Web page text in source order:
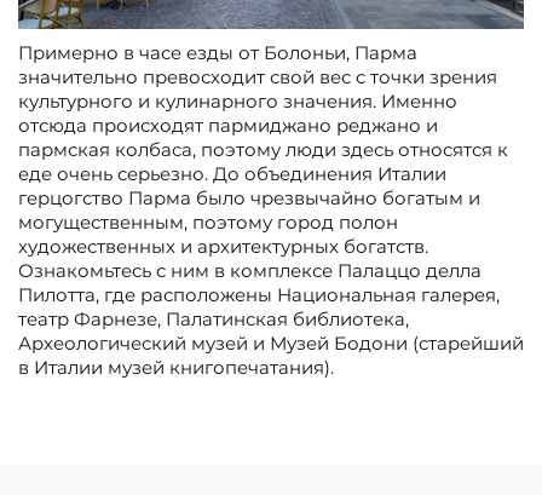
Примерно в часе езды от Болоньи, Парма
значительно превосходит свой вес с точки зрения
культурного и кулинарного значения. Именно
отсюда происходят пармиджано реджано и
пармская колбаса, поэтому люди здесь относятся к
еде очень серьезно. До объединения Италии
герцогство Парма было чрезвычайно богатым и
могущественным, поэтому город полон
художественных и архитектурных богатств.
Ознакомьтесь с ним в комплексе Палаццо делла
Пилотта, где расположены Национальная галерея,
театр Фарнезе, Палатинская библиотека,
Археологический музей и Музей Бодони (старейший
в Италии музей книгопечатания).